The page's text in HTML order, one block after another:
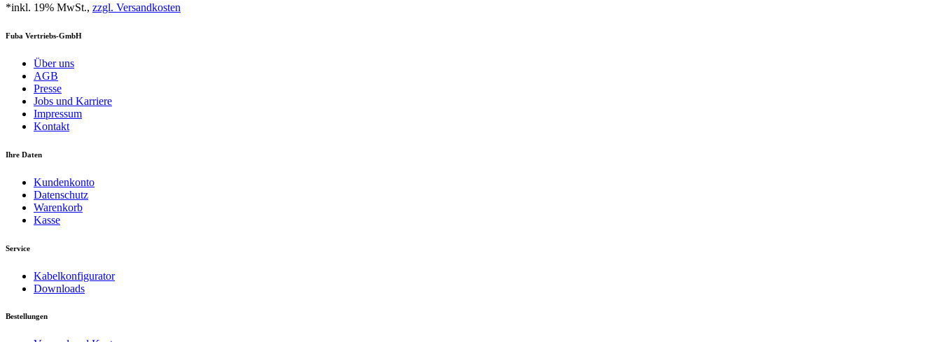
*inkl. 19% MwSt., zzgl. Versandkosten
Fuba Vertriebs-GmbH
Über uns
AGB
Presse
Jobs und Karriere
Impressum
Kontakt
Ihre Daten
Kundenkonto
Datenschutz
Warenkorb
Kasse
Service
Kabelkonfigurator
Downloads
Bestellungen